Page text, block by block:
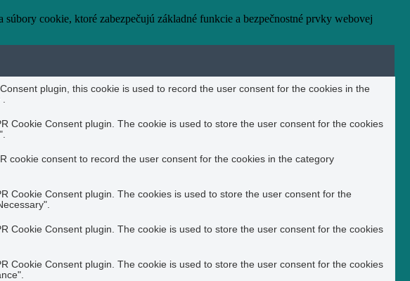
cookie, ktoré zabezpečujú základné funkcie a bezpečnostné prvky webovej
plugin, this cookie is used to record the user consent for the cookies in the
Cookie Consent plugin. The cookie is used to store the user consent for the cookies
cookie consent to record the user consent for the cookies in the category
Cookie Consent plugin. The cookies is used to store the user consent for the
Cookie Consent plugin. The cookie is used to store the user consent for the cookies
Cookie Consent plugin. The cookie is used to store the user consent for the cookies